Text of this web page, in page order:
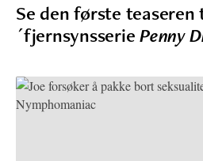
Se den første teaseren
´fjernsynsseriePenny